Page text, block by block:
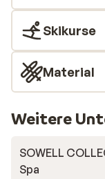
Skikurse
Material
Weitere
SOWELL
Spa